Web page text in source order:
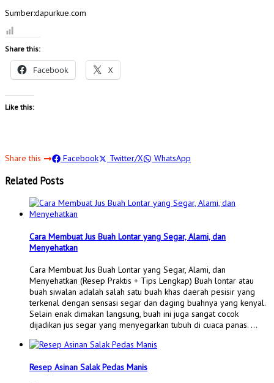
Sumber:dapurkue.com
Share this:
Facebook X
Like this:
Share this Facebook Twitter/X WhatsApp
Related Posts
Cara Membuat Jus Buah Lontar yang Segar, Alami, dan
Menyehatkan
Cara Membuat Jus Buah Lontar yang Segar, Alami, dan
Menyehatkan (Resep Praktis + Tips Lengkap) Buah lontar atau
buah siwalan adalah salah satu buah khas daerah pesisir yang
terkenal dengan sensasi segar dan daging buahnya yang kenyal.
Selain enak dimakan langsung, buah ini juga sangat cocok
dijadikan jus segar yang menyegarkan tubuh di cuaca panas. …
Resep Asinan Salak Pedas Manis